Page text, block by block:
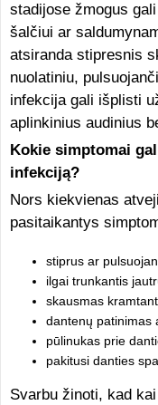
stadijose žmogus
šalčiui ar
atsiranda stipresnis
nuolatiniu,
infekcija gali išplisti
aplinkinius audinius
Kokie simptomai
infekciją?
Nors kiekvienas
pasitaikantys
stiprus ar
ilgai trunkantis
skausmas
dantenų patinimas
pūlinukas prie
pakitusi danties
Svarbu žinoti, kad